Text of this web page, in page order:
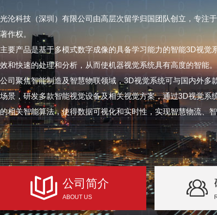
光沦科技（深圳）有限公司由高层次留学归国团队创立，专注
著作权。
主要产品是基于多模式数字成像的具备学习能力的智能3D视
效和快速的处理和分析，从而使机器视觉系统具有高度的智能
公司聚焦智能制造及智慧物联领域，3D视觉系统可与国内外
场景，研发多款智能视觉设备及相关视觉方案，通过3D视觉
的相关智能算法，使得数据可视化和实时性，实现智慧物流、
公司简介
ABOUT US